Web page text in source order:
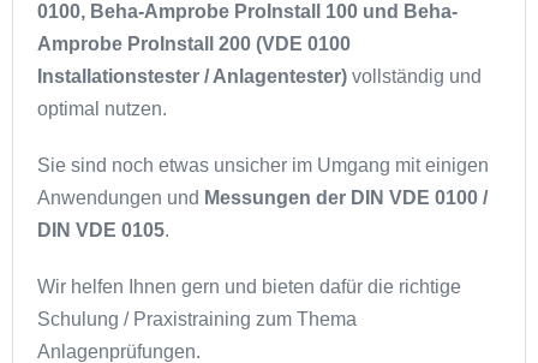
0100, Beha-Amprobe ProInstall 100 und Beha-
Amprobe ProInstall 200 (VDE 0100
Installationstester / Anlagentester) vollständig und
optimal nutzen.
Sie sind noch etwas unsicher im Umgang mit einigen
Anwendungen und Messungen der DIN VDE 0100 /
DIN VDE 0105.
Wir helfen Ihnen gern und bieten dafür die richtige
Schulung / Praxistraining zum Thema
Anlagenprüfungen.